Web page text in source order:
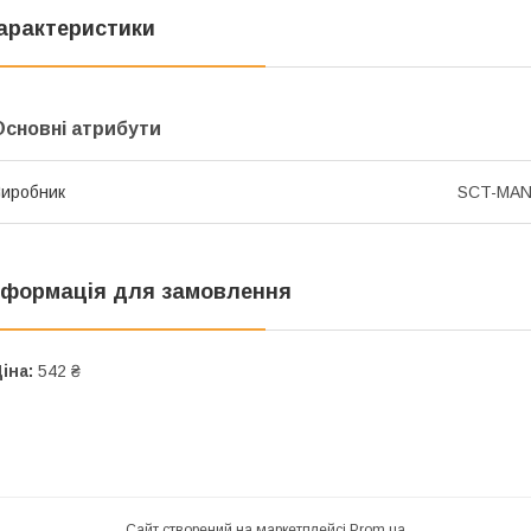
атрибути
SCT-
для замовлення
542 ₴